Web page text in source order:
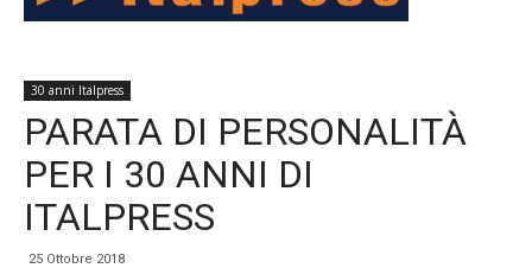
30 anni Italpress
PARATA DI PERSONALITÀ
PER I 30 ANNI DI
ITALPRESS
25 Ottobre 2018